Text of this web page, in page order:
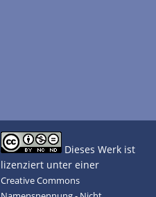
Dieses Werk ist
lizenziert unter einer
Creative Commons